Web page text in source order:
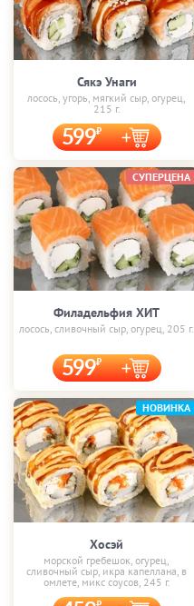
Сякэ Унаги
лосось, угорь, мягкий сыр, огурец,
215 г.
599
Филадельфия ХИТ
лосось, сливочный сыр, огурец, 205 г.
599
СУПЕРЦЕНА
Хосэй
морской гребешок, огурец,
сливочный сыр, икра капеллана, в
омлете, микс соусов, 245 г.
НОВИНКА